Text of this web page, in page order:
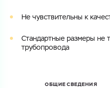
Не чувствительны к
Стандартные размеры не
трубопровода
ОБЩИЕ СВЕДЕНИЯ